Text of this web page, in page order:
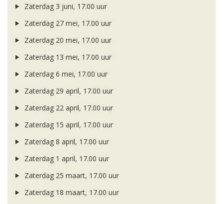
Zaterdag 3 juni, 17.00 uur
Zaterdag 27 mei, 17.00 uur
Zaterdag 20 mei, 17.00 uur
Zaterdag 13 mei, 17.00 uur
Zaterdag 6 mei, 17.00 uur
Zaterdag 29 april, 17.00 uur
Zaterdag 22 april, 17.00 uur
Zaterdag 15 april, 17.00 uur
Zaterdag 8 april, 17.00 uur
Zaterdag 1 april, 17.00 uur
Zaterdag 25 maart, 17.00 uur
Zaterdag 18 maart, 17.00 uur